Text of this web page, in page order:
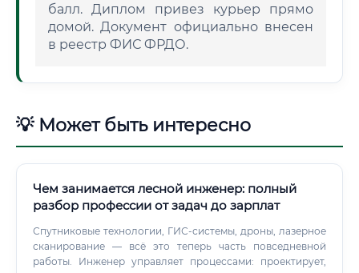
балл. Диплом привез курьер прямо
домой. Документ официально внесен
в реестр ФИС ФРДО.
💡 Может быть интересно
Чем занимается лесной инженер: полный
разбор профессии от задач до зарплат
Спутниковые технологии, ГИС-системы, дроны, лазерное
сканирование — всё это теперь часть повседневной
работы. Инженер управляет процессами: проектирует,